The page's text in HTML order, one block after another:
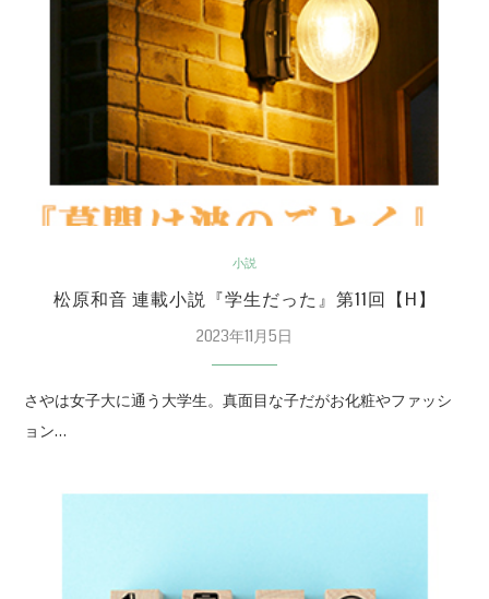
小説
松原和音 連載小説『学生だった』第11回【H】
2023年11月5日
さやは女子大に通う大学生。真面目な子だがお化粧やファッシ
ョン…